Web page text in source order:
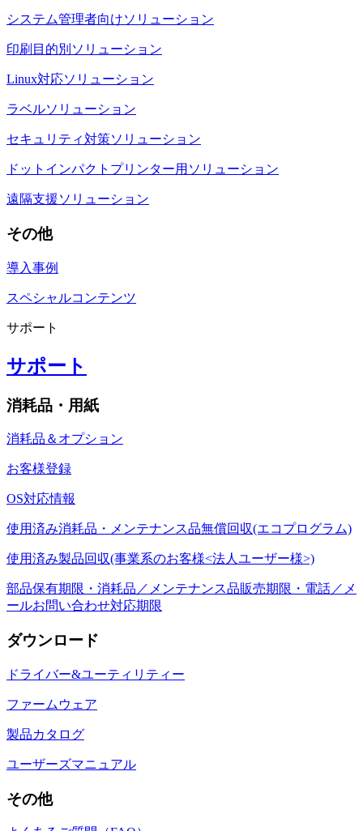
システム管理者向けソリューション
印刷目的別ソリューション
Linux対応ソリューション
ラベルソリューション
セキュリティ対策ソリューション
ドットインパクトプリンター用ソリューション
遠隔支援ソリューション
その他
導入事例
スペシャルコンテンツ
サポート
サポート
消耗品・用紙
消耗品＆オプション
お客様登録
OS対応情報
使用済み消耗品・メンテナンス品無償回収(エコプログラム)
使用済み製品回収(事業系のお客様<法人ユーザー様>)
部品保有期限・消耗品／メンテナンス品販売期限・電話／メ
ールお問い合わせ対応期限
ダウンロード
ドライバー&ユーティリティー
ファームウェア
製品カタログ
ユーザーズマニュアル
その他